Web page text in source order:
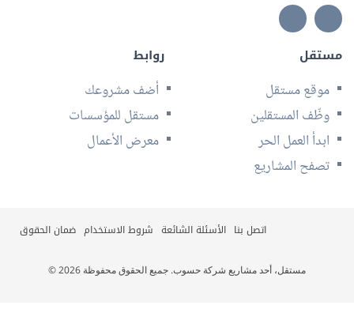
مستقل
موقع مستقل
وظّف المستقلين
ابدأ العمل الحر
تصفح المشاريع
روابط
أضف مشروعك
مستقل للمؤسسات
معرض الأعمال
اتصل بنا الأسئلة الشائعة شروط الاستخدام ضمان الحقوق
© 2026 مستقل، أحد مشاريع شركة حسوب. جميع الحقوق محفوظة